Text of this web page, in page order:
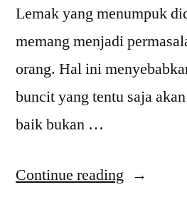
Lemak yang menumpuk
memang menjadi
orang. Hal ini
buncit yang tentu saja
baik bukan …
Continue reading “Sedot